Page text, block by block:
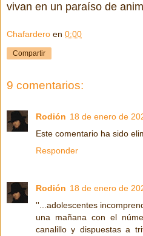
vivan en un paraíso de
Chafardero en 0:00
Compartir
9 comentarios:
Rodión 18 de enero de
Este comentario ha sido
Responder
Rodión 18 de enero de
''...adolescentes
una mañana con el
canalillo y dispuestas a